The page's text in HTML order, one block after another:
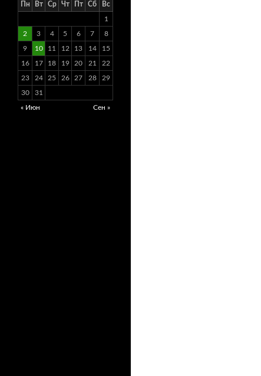
Пн Вт Ср Чт Пт Сб Вс
1
2 3 4 5 6 7 8
9 10 11 12 13 14 15
16 17 18 19 20 21 22
23 24 25 26 27 28 29
30 31
« Июн Сен »